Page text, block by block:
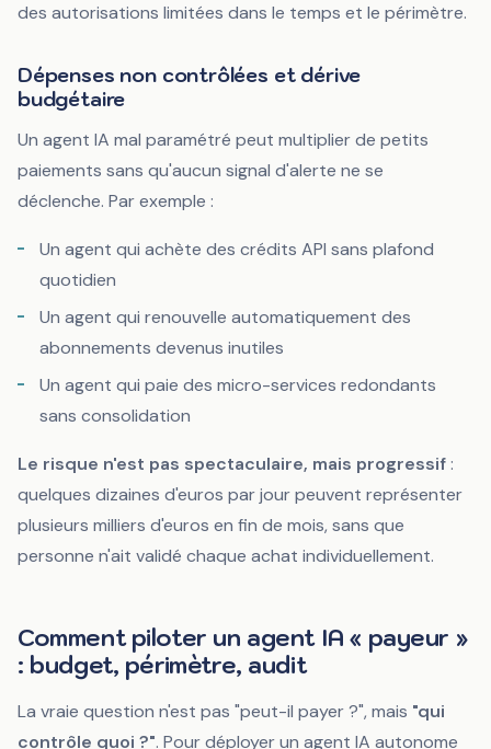
des autorisations limitées dans le temps et le périmètre.
Dépenses non contrôlées et dérive
budgétaire
Un agent IA mal paramétré peut multiplier de petits
paiements sans qu'aucun signal d'alerte ne se
déclenche. Par exemple :
Un agent qui achète des crédits API sans plafond
quotidien
Un agent qui renouvelle automatiquement des
abonnements devenus inutiles
Un agent qui paie des micro-services redondants
sans consolidation
Le risque n'est pas spectaculaire, mais progressif:
quelques dizaines d'euros par jour peuvent représenter
plusieurs milliers d'euros en fin de mois, sans que
personne n'ait validé chaque achat individuellement.
Comment piloter un agent IA « payeur »
: budget, périmètre, audit
La vraie question n'est pas "peut-il payer ?", mais "qui
contrôle quoi ?". Pour déployer un agent IA autonome